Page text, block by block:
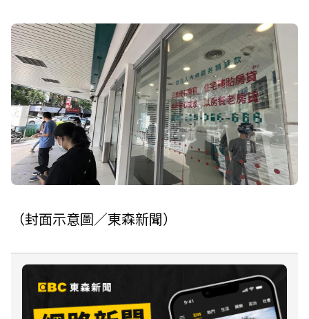
（封面示意圖／東森新聞）